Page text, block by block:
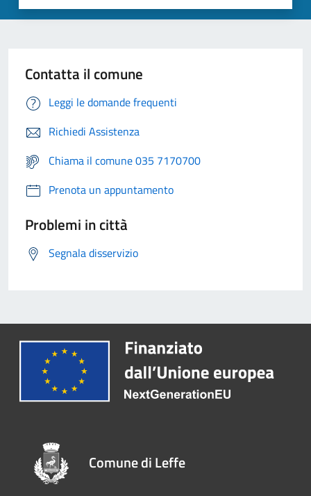
Contatta il comune
Leggi le domande frequenti
Richiedi Assistenza
Chiama il comune 035 7170700
Prenota un appuntamento
Problemi in città
Segnala disservizio
Comune di Leffe